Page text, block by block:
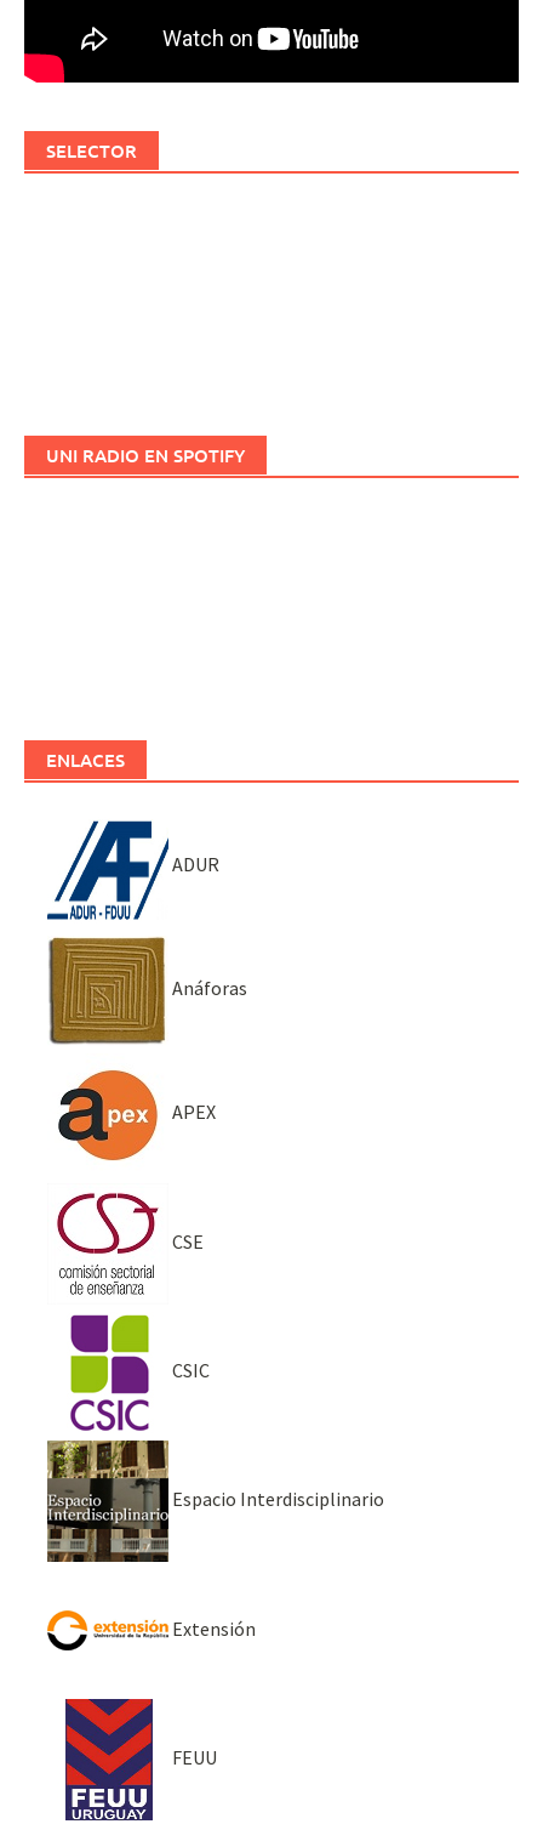
SELECTOR
UNI RADIO EN SPOTIFY
ENLACES
ADUR
Anáforas
APEX
CSE
CSIC
Espacio Interdisciplinario
Extensión
FEUU